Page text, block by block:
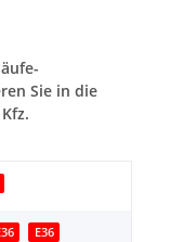
Sie in die
E36